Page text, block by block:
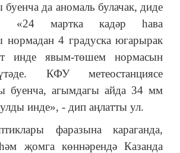
буенча да аномаль булачак, диде
«24 мартка кадәр һава
нормадан 4 градуска югарырак
инде явым-төшем нормасын
КФУ метеостанциясе
буенча, агымдагы айда 34 мм
инде», - дип аңлатты ул.
фаразына караганда,
җомга көннәрендә Казанда